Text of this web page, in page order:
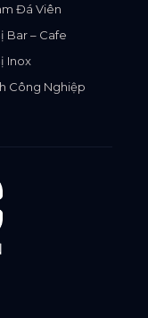
Đá Viên
Bar – Cafe
Inox
Công Nghiệp